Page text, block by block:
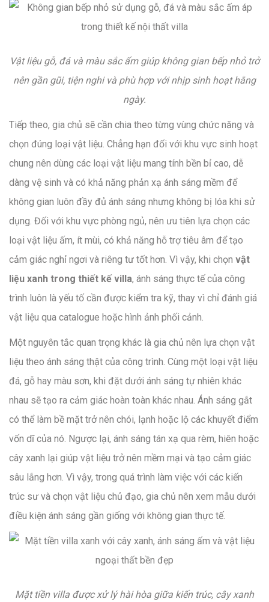
Vật liệu gỗ, đá và màu sắc ấm giúp không gian bếp nhỏ trở
nên gần gũi, tiện nghi và phù hợp với nhịp sinh hoạt hằng
ngày.
Tiếp theo, gia chủ sẽ cần chia theo từng vùng chức năng và
chọn đúng loại vật liệu. Chẳng hạn đối với khu vực sinh hoạt
chung nên dùng các loại vật liệu mang tính bền bỉ cao, dễ
dàng vệ sinh và có khả năng phản xạ ánh sáng mềm để
không gian luôn đầy đủ ánh sáng nhưng không bị lóa khi sử
dụng. Đối với khu vực phòng ngủ, nên ưu tiên lựa chọn các
loại vật liệu ấm, ít mùi, có khả năng hỗ trợ tiêu âm để tạo
cảm giác nghỉ ngơi và riêng tư tốt hơn. Vì vậy, khi chọn vật
liệu xanh trong thiết kế villa, ánh sáng thực tế của công
trình luôn là yếu tố cần được kiểm tra kỹ, thay vì chỉ đánh giá
vật liệu qua catalogue hoặc hình ảnh phối cảnh.
Một nguyên tắc quan trọng khác là gia chủ nên lựa chọn vật
liệu theo ánh sáng thật của công trình. Cùng một loại vật liệu
đá, gỗ hay màu sơn, khi đặt dưới ánh sáng tự nhiên khác
nhau sẽ tạo ra cảm giác hoàn toàn khác nhau. Ánh sáng gắt
có thể làm bề mặt trở nên chói, lạnh hoặc lộ các khuyết điểm
vốn dĩ của nó. Ngược lại, ánh sáng tán xạ qua rèm, hiên hoặc
cây xanh lại giúp vật liệu trở nên mềm mại và tạo cảm giác
sâu lắng hơn. Vì vậy, trong quá trình làm việc với các kiến
trúc sư và chọn vật liệu chủ đạo, gia chủ nên xem mẫu dưới
điều kiện ánh sáng gần giống với không gian thực tế.
Mặt tiền villa được xử lý hài hòa giữa kiến trúc, cây xanh